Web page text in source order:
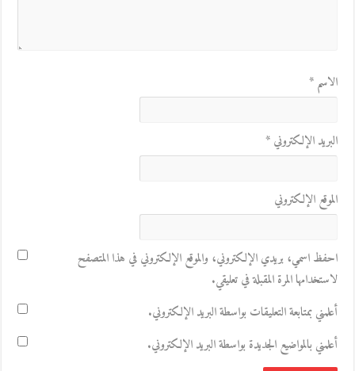
الاسم*
البريد الإلكتروني*
الموقع الإلكتروني
احفظ اسمي، بريدي الإلكتروني، والموقع الإلكتروني في هذا المتصفح
لاستخدامها المرة المقبلة في تعليقي.
أعلمني بمتابعة التعليقات بواسطة البريد الإلكتروني.
أعلمني بالمواضيع الجديدة بواسطة البريد الإلكتروني.